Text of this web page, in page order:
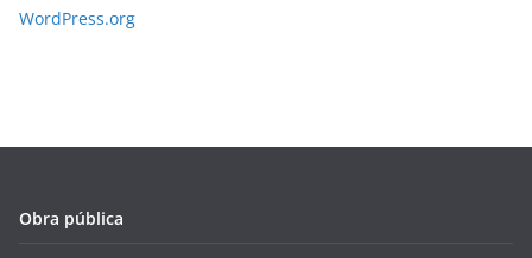
WordPress.org
Obra pública